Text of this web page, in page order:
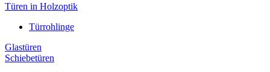
Türen in Holzoptik
Türrohlinge
Glastüren
Schiebetüren